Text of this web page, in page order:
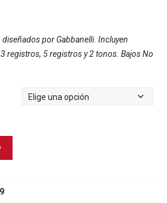
por Gabbanelli. Incluyen
registros, 5 registros y 2 tonos. Bajos No